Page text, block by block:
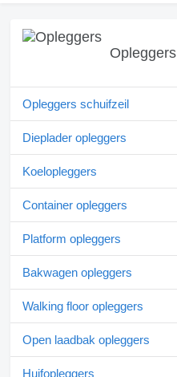
Opleggers
Opleggers schuifzeil
Dieplader opleggers
Koelopleggers
Container opleggers
Platform opleggers
Bakwagen opleggers
Walking floor opleggers
Open laadbak opleggers
Huifopleggers